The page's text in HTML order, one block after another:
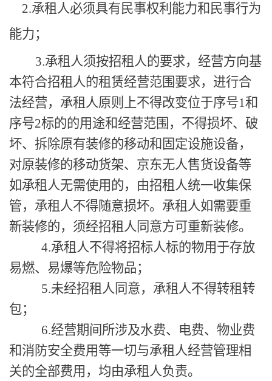
2.承租人必须具有民事权利能力和民事行为
能力；
3.承租人须按招租人的要求， 经营方向基
本符合招租人的租赁经营范围要求， 进行合
法经营，承租人原则上不得改变位于序号1和
序号2标的的用途和经营范围，不得损坏、破
坏、拆除原有装修的移动和固定设施设备，
对原装修的移动货架、京东无人售货设备等
如承租人无需使用的，由招租人统一收集保
管， 承租人不得随意损坏。承租人如需要重
新装修的，须经招租人同意方可重新装修。
4.承租人不得将招标人标的物用于存放
易燃、易爆等危险物品；
5.未经招租人同意，承租人不得转租 转
包；
6.经营期间所涉及水费、电费、物业费
和消防安全费用等一切与承租人经营管理相
关的全部费用，均由承租人负责。